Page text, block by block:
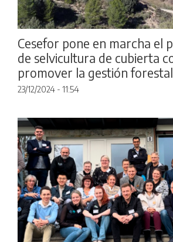
Cesefor pone en marcha el
de selvicultura de cubierta
promover la gestión
23/12/2024 - 11:54